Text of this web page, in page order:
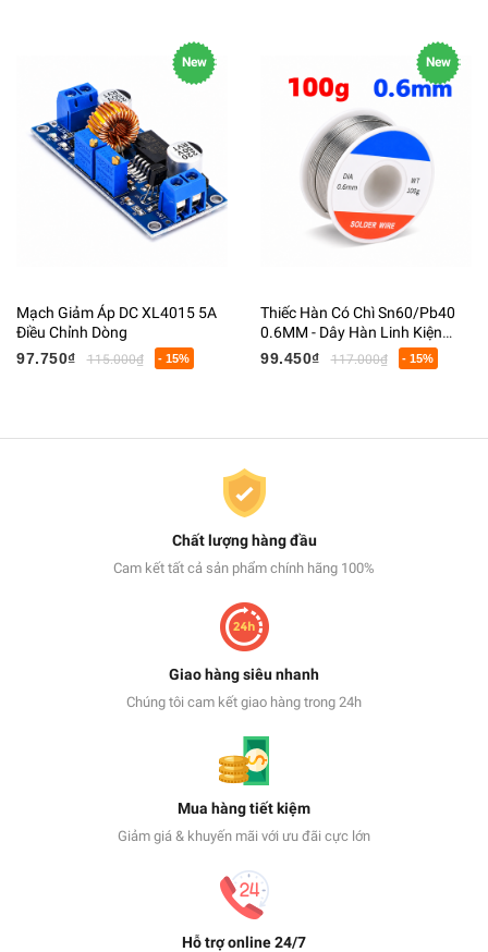
New
Mạch Giảm Áp DC XL4015 5A
Điều Chỉnh Dòng
97.750₫
115.000₫ - 15%
New
Thiếc Hàn Có Chì Sn60/Pb40
0.6MM - Dây Hàn Linh Kiện
Điện Tử Có Lõi Flux
99.450₫ 117.000₫ - 15%
Chất lượng hàng đầu
Cam kết tất cả sản phẩm chính hãng 100%
Giao hàng siêu nhanh
Chúng tôi cam kết giao hàng trong 24h
Mua hàng tiết kiệm
Giảm giá & khuyến mãi với ưu đãi cực lớn
Hỗ trợ online 24/7